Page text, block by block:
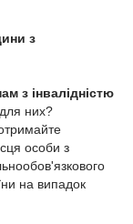
з
з інвалідністю
для них?
особи з
на випадок